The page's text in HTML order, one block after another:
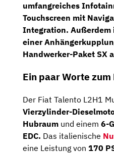
umfangreiches
Touchscreen mit
Integration. Außerdem
einer
Handwerker-Paket SX
Ein paar Worte
Der Fiat Talento L2H1
Vierzylinder-
Hubraum und einem 6-
EDC. Das italienische
eine Leistung von 170